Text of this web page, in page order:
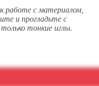
работе с материалом,
и прогладьте с
тонкие иглы.